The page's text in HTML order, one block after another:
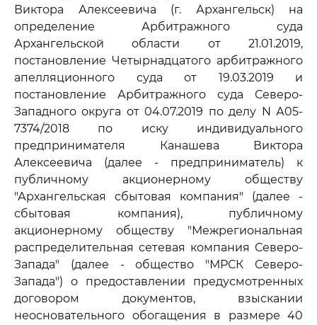
Виктора Алексеевича (г. Архангельск) на
определение Арбитражного суда
Архангельской области от 21.01.2019,
постановление Четырнадцатого арбитражного
апелляционного суда от 19.03.2019 и
постановление Арбитражного суда Северо-
Западного округа от 04.07.2019 по делу N А05-
7374/2018 по иску индивидуального
предпринимателя Канашева Виктора
Алексеевича (далее - предприниматель) к
публичному акционерному обществу
"Архангельская сбытовая компания" (далее -
сбытовая компания), публичному
акционерному обществу "Межрегиональная
распределительная сетевая компания Северо-
Запада" (далее - общество "МРСК Северо-
Запада") о предоставлении предусмотренных
договором документов, взыскании
неосновательного обогащения в размере 40